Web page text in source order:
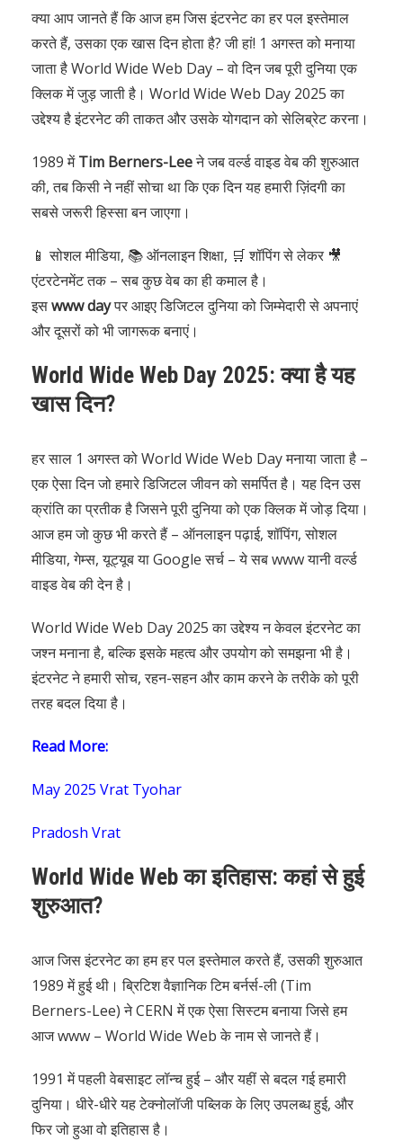
क्या आप जानते हैं कि आज हम जिस इंटरनेट का हर पल इस्तेमाल
करते हैं, उसका एक खास दिन होता है? जी हां! 1 अगस्त को मनाया
जाता है World Wide Web Day – वो दिन जब पूरी दुनिया एक
क्लिक में जुड़ जाती है। World Wide Web Day 2025 का
उद्देश्य है इंटरनेट की ताकत और उसके योगदान को सेलिब्रेट करना।
1989 मेंTim Berners-Leeने जब वर्ल्ड वाइड वेब की शुरुआत
की, तब किसी ने नहीं सोचा था कि एक दिन यह हमारी ज़िंदगी का
सबसे जरूरी हिस्सा बन जाएगा।
📱 सोशल मीडिया, 📚 ऑनलाइन शिक्षा, 🛒 शॉपिंग से लेकर 🎥
एंटरटेनमेंट तक – सब कुछ वेब का ही कमाल है।
इसwww dayपर आइए डिजिटल दुनिया को जिम्मेदारी से अपनाएं
और दूसरों को भी जागरूक बनाएं।
World Wide Web Day 2025: क्या है यह
खास दिन?
हर साल 1 अगस्त को World Wide Web Day मनाया जाता है –
एक ऐसा दिन जो हमारे डिजिटल जीवन को समर्पित है। यह दिन उस
क्रांति का प्रतीक है जिसने पूरी दुनिया को एक क्लिक में जोड़ दिया।
आज हम जो कुछ भी करते हैं – ऑनलाइन पढ़ाई, शॉपिंग, सोशल
मीडिया, गेम्स, यूट्यूब या Google सर्च – ये सब www यानी वर्ल्ड
वाइड वेब की देन है।
World Wide Web Day 2025 का उद्देश्य न केवल इंटरनेट का
जश्न मनाना है, बल्कि इसके महत्व और उपयोग को समझना भी है।
इंटरनेट ने हमारी सोच, रहन-सहन और काम करने के तरीके को पूरी
तरह बदल दिया है।
Read More:
May 2025 Vrat Tyohar
Pradosh Vrat
World Wide Web का इतिहास: कहां से हुई
शुरुआत?
आज जिस इंटरनेट का हम हर पल इस्तेमाल करते हैं, उसकी शुरुआत
1989 में हुई थी। ब्रिटिश वैज्ञानिक टिम बर्नर्स-ली (Tim
Berners-Lee) ने CERN में एक ऐसा सिस्टम बनाया जिसे हम
आज www – World Wide Web के नाम से जानते हैं।
1991 में पहली वेबसाइट लॉन्च हुई – और यहीं से बदल गई हमारी
दुनिया। धीरे-धीरे यह टेक्नोलॉजी पब्लिक के लिए उपलब्ध हुई, और
फिर जो हुआ वो इतिहास है।